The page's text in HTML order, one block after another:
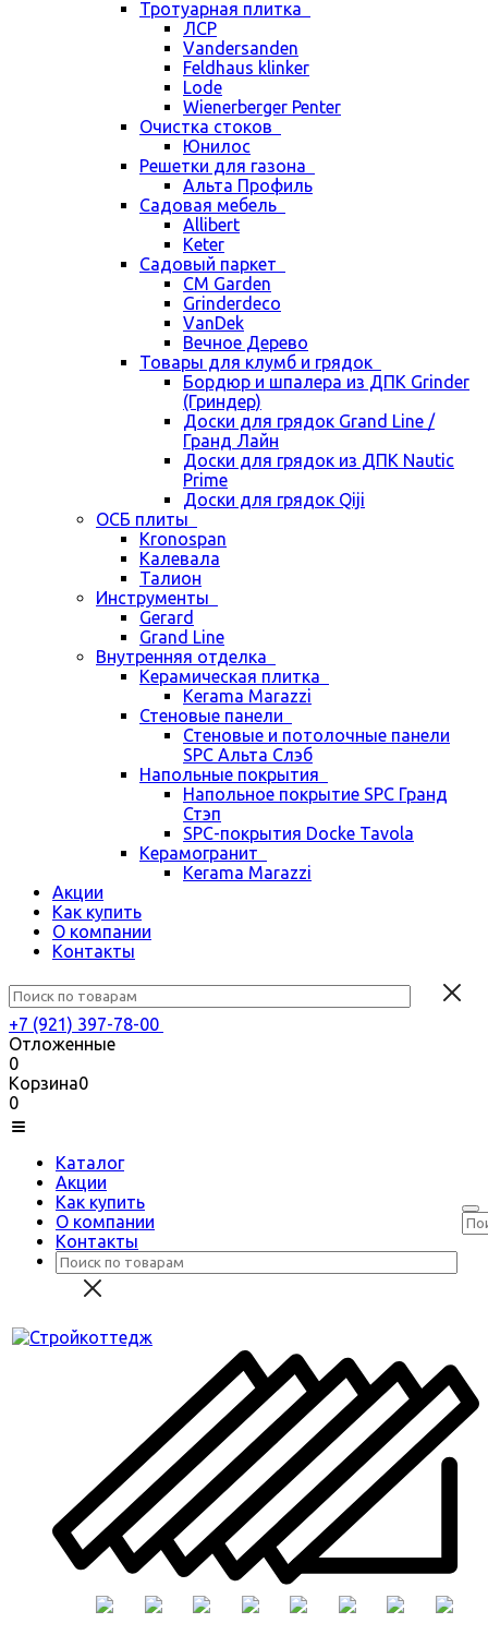
Тротуарная плитка
ЛСР
Vandersanden
Feldhaus klinker
Lode
Wienerberger Penter
Очистка стоков
Юнилос
Решетки для газона
Альта Профиль
Садовая мебель
Allibert
Keter
Садовый паркет
CM Garden
Grinderdeco
VanDek
Вечное Дерево
Товары для клумб и грядок
Бордюр и шпалера из ДПК Grinder
(Гриндер)
Доски для грядок Grand Line /
Гранд Лайн
Доски для грядок из ДПК Nautic
Prime
Доски для грядок Qiji
ОСБ плиты
Kronospan
Калевала
Талион
Инструменты
Gerard
Grand Line
Внутренняя отделка
Керамическая плитка
Kerama Marazzi
Стеновые панели
Стеновые и потолочные панели
SPC Альта Слэб
Напольные покрытия
Напольное покрытие SPC Гранд
Стэп
SPC-покрытия Docke Tavola
Керамогранит
Kerama Marazzi
Акции
Как купить
О компании
Контакты
+7 (921) 397-78-00
Отложенные
0
Корзина0
0
Каталог
Акции
Как купить
О компании
Контакты